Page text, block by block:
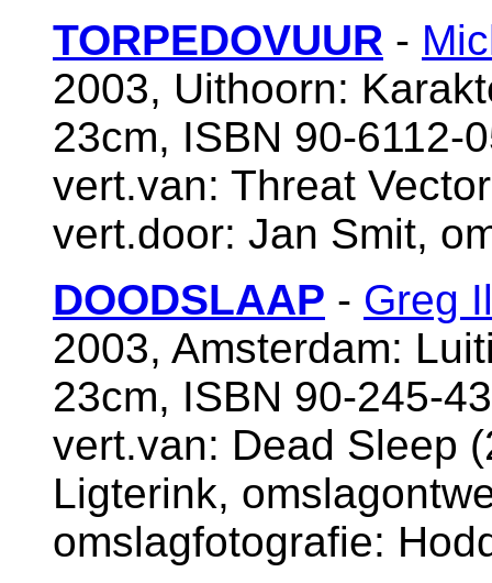
TORPEDOVUUR -
2003, Uithoorn:
23cm, ISBN 90-6112-
vert.van: Threat
vert.door: Jan Smit,
DOODSLAAP - Greg
2003, Amsterdam:
23cm, ISBN 90-245-
vert.van: Dead Sleep
Ligterink,
omslagfotografie: